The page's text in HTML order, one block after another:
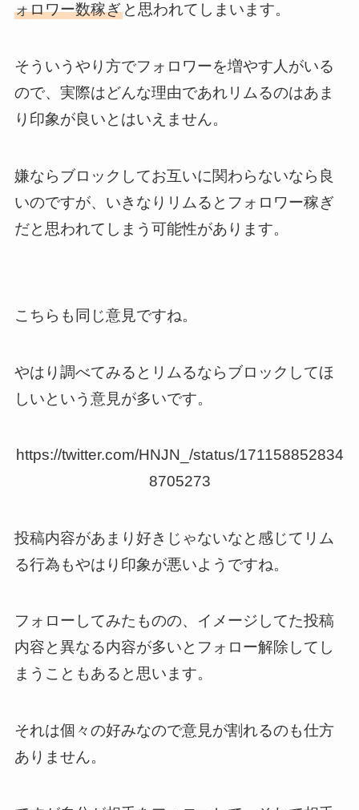
ォロワー数稼ぎと思われてしまいます。
そういうやり方でフォロワーを増やす人がいる
ので、実際はどんな理由であれリムるのはあま
り印象が良いとはいえません。
嫌ならブロックしてお互いに関わらないなら良
いのですが、いきなりリムるとフォロワー稼ぎ
だと思われてしまう可能性があります。
こちらも同じ意見ですね。
やはり調べてみるとリムるならブロックしてほ
しいという意見が多いです。
https://twitter.com/HNJN_/status/171158852834
8705273
投稿内容があまり好きじゃないなと感じてリム
る行為もやはり印象が悪いようですね。
フォローしてみたものの、イメージしてた投稿
内容と異なる内容が多いとフォロー解除してし
まうこともあると思います。
それは個々の好みなので意見が割れるのも仕方
ありません。